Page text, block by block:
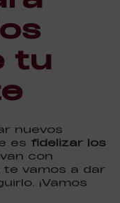
tu
nuevos
es fidelizar los
con
vamos a dar
¡Vamos